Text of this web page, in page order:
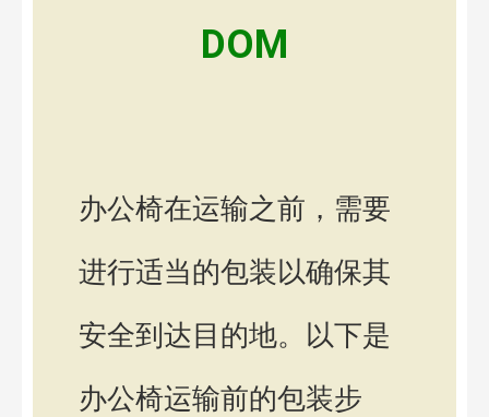
DOM
办公椅在运输之前，需要
进行适当的包装以确保其
安全到达目的地。以下是
办公椅运输前的包装步